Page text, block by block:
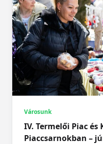
Városunk
IV. Termelői Piac és
Piaccsarnokban –